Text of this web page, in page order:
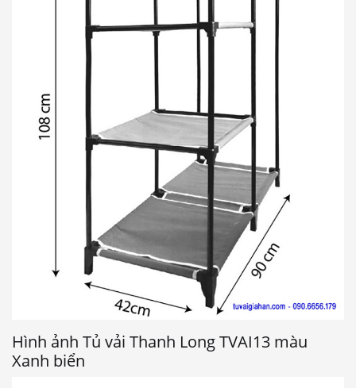
Hình ảnh Tủ vải Thanh Long TVAI13 màu
Xanh biển